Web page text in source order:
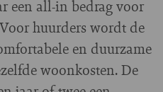
een all-in bedrag voor
huurders wordt de
en duurzame
woonkosten. De